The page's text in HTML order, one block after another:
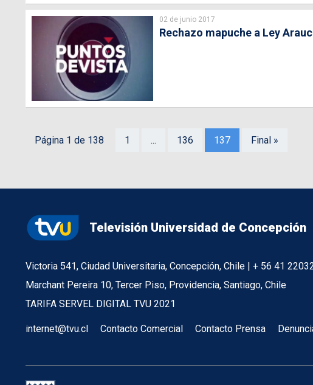
02 de junio 2017
Rechazo mapuche a Ley
Página 1 de 138 1 ... 136 137 Final »
Televisión Universidad de Concepción
Victoria 541, Ciudad Universitaria, Concepción, Chile | + 56 41
Marchant Pereira 10, Tercer Piso, Providencia, Santiago, Chile
TARIFA SERVEL DIGITAL TVU 2021
internet@tvu.cl Contacto Comercial Contacto Prensa